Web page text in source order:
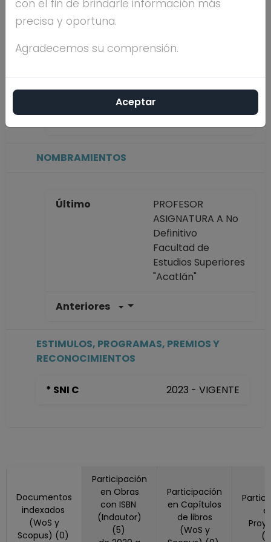
Máximo nivel de
Antigüedad
académica en la
7 años
NOMBRAMIENTOS
Último
PROFESOR
ASIGNATURA A No
Definitivo
Facultad de
Estudios Superiores
"Acatlán"
Anteriores
Facultad de
Desde 01-08-2025
"Acatlán"
Desde 16-02-2025
hasta 31-07-2025
PROFESOR
ESTIMULOS, PROGRAMAS, PREMIOS Y
RECONOCIMIENTOS
* SNI C 2023 - VIGENTE
Documentos
indexados
(WoS y
Scopus) (0)
Participación
en Obras
con ISBN
(Indautor)
(5)
Participación
en Capítulos
de libros
(WoS y
con el fin de brindarle información más
precisa y oportuna.
Agradecemos su comprensión.
Aceptar